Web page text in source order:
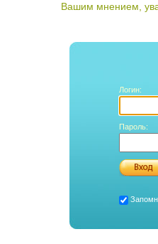
Вашим мнением,
Логин:
Пароль: